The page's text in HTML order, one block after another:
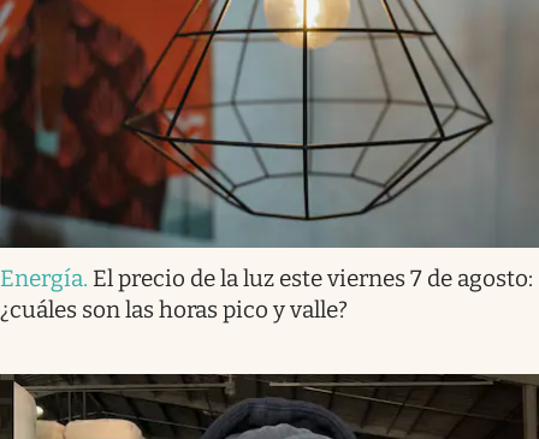
Energía. El precio de la luz este viernes 7 de agosto:
¿cuáles son las horas pico y valle?